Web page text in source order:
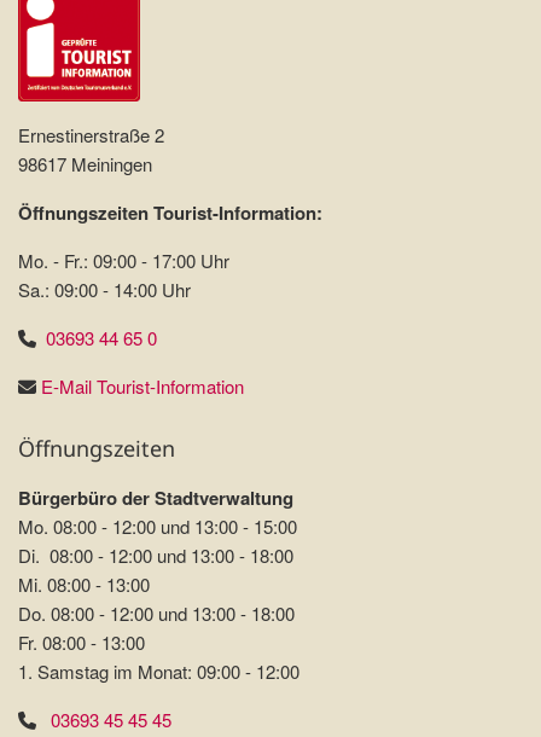
Ernestinerstraße 2
98617 Meiningen
Öffnungszeiten Tourist-Information:
Mo. - Fr.: 09:00 - 17:00 Uhr
Sa.: 09:00 - 14:00 Uhr
03693 44 65 0
E-Mail Tourist-Information
Öffnungszeiten
Bürgerbüro der Stadtverwaltung
Mo. 08:00 - 12:00 und 13:00 - 15:00
Di. 08:00 - 12:00 und 13:00 - 18:00
Mi. 08:00 - 13:00
Do. 08:00 - 12:00 und 13:00 - 18:00
Fr. 08:00 - 13:00
1. Samstag im Monat: 09:00 - 12:00
03693 45 45 45